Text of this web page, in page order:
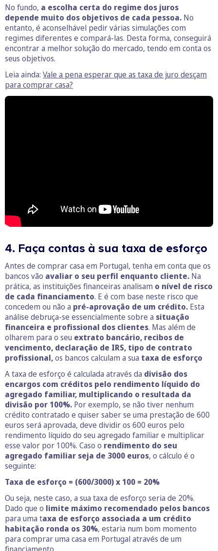
No fundo, a escolha certa do regime dos juros
depende muito dos objetivos de cada pessoa. No
entanto, é aconselhável pedir várias simulações com
regimes diferentes e compará-las. Desta forma, conseguirá
encontrar a melhor solução do mercado, tendo em conta os
seus objetivos.
Leia ainda: Vale a pena esperar que as taxa de juro desçam
para comprar casa?
4. Faça contas à sua taxa de esforço
Antes de comprar casa em Portugal, tenha em conta que os
bancos vão avaliar o seu perfil enquanto cliente. Na
prática, as instituições financeiras analisam o nível de risco
de cada financiamento. E é com base neste risco que
concedem ou não a pré-aprovação de um crédito. Esta
análise debruça-se essencialmente sobre a situação
financeira e profissional dos clientes. Mas além de
olharem para o seu extrato bancário, recibos de
vencimento, declaração de IRS, tipo de contrato
profissional,os bancos calculam a sua taxa de esforço
A taxa de esforço é calculada através da divisão dos
encargos com créditos pelo rendimento líquido do
agregado familiar, multiplicando o resultada da
divisão por 100%. Por exemplo, se não tiver nenhum
crédito contratado e quiser saber se uma prestação de 600
euros será aprovada, deve dividir os 600 euros pelo
rendimento líquido do seu agregado familiar e multiplicar
esse valor por 100%. Caso o rendimento do seu
agregado familiar seja de 3000 euros, o cálculo é o
seguinte:
Taxa de esforço = (600/3000) x 100 = 20%
Ou seja, neste caso, a sua taxa de esforço seria de 20%.
Dado que o limite máximo recomendado pelos bancos
para uma taxa de esforço associada a um crédito
habitação ronda os 30%, estaria num bom momento
para comprar uma casa em Portugal através de um